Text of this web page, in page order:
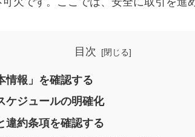
目次
情報」を確認する
ケジュールの明確化
違約条項を確認する